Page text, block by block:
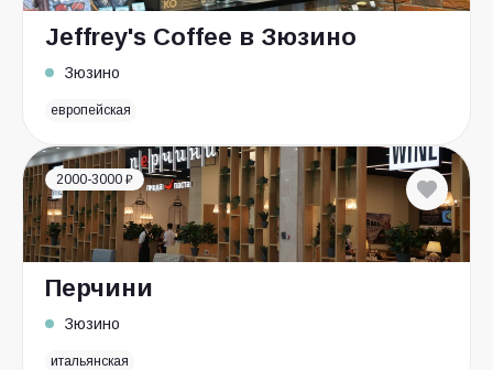
Jeffrey's Coffee в Зюзино
Зюзино
европейская
2000-3000 ₽
Перчини
Зюзино
итальянская